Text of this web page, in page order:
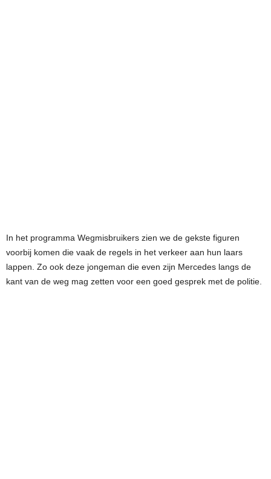
In het programma Wegmisbruikers zien we de gekste figuren
voorbij komen die vaak de regels in het verkeer aan hun laars
lappen. Zo ook deze jongeman die even zijn Mercedes langs de
kant van de weg mag zetten voor een goed gesprek met de politie.